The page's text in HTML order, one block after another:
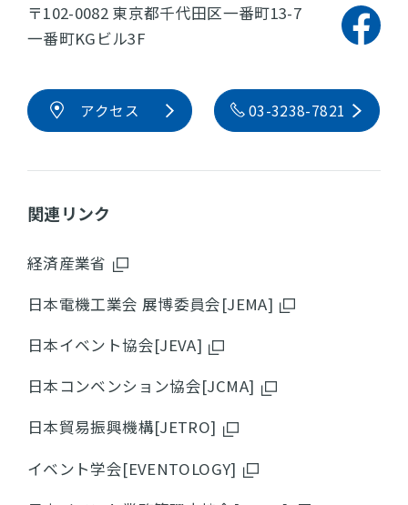
〒102-0082 東京都千代田区一番町13-7
一番町KGビル3F
アクセス 03-3238-7821
関連リンク
経済産業省
日本電機工業会 展博委員会[JEMA]
日本イベント協会[JEVA]
日本コンベンション協会[JCMA]
日本貿易振興機構[JETRO]
イベント学会[EVENTOLOGY]